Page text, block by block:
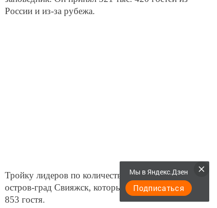
России и из-за рубежа.
Всего в 2018 году республику посетили 3,4 млн
человек, что на 9,6% больше, чем в 2017 году.
Подробнее: https://www.tatar-
Мы в Яндекс.Дзен
Подписаться